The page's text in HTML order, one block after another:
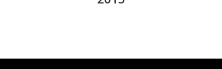
2022.04
2022.01
2021.02
2018.09
2018.06
2017.07